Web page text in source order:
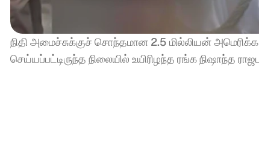
நிதி அமைச்சுக்குச் சொந்தமான 2.5 மில்லியன்
செய்யப்பட்டிருந்த நிலையில் உயிரிழந்த ரங்க நிஷாந்த